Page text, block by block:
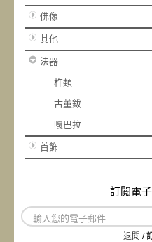
佛像
其他
法器
杵類
古董鈸
嘎巴拉
首飾
訂閱電
退閱 /